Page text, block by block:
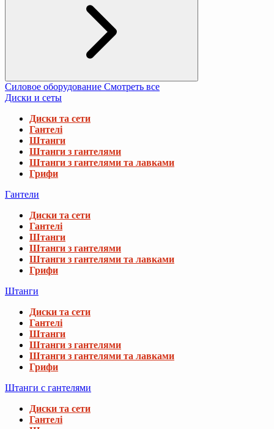
Силовое оборудование Смотреть все
Диски и сеты
Диски та сети
Гантелі
Штанги
Штанги з гантелями
Штанги з гантелями та лавками
Грифи
Гантели
Диски та сети
Гантелі
Штанги
Штанги з гантелями
Штанги з гантелями та лавками
Грифи
Штанги
Диски та сети
Гантелі
Штанги
Штанги з гантелями
Штанги з гантелями та лавками
Грифи
Штанги с гантелями
Диски та сети
Гантелі